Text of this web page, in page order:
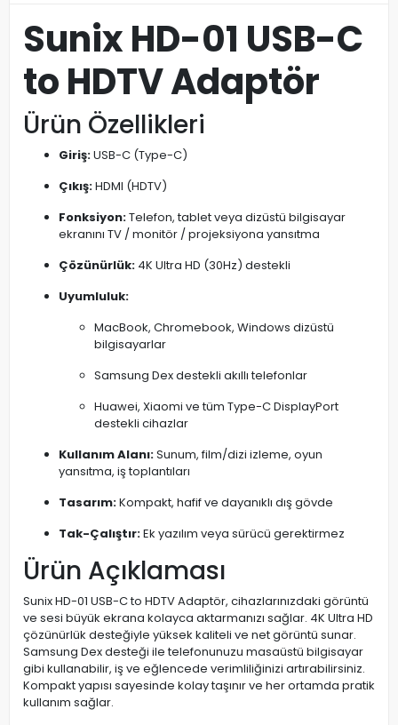
Sunix HD-01 USB-C
to HDTV Adaptör
Ürün Özellikleri
Giriş:USB-C (Type-C)
Çıkış:HDMI (HDTV)
Fonksiyon:Telefon, tablet veya dizüstü bilgisayar
ekranını TV / monitör / projeksiyona yansıtma
Çözünürlük: 4K Ultra HD (30Hz) destekli
Uyumluluk:
MacBook, Chromebook, Windows dizüstü
bilgisayarlar
Samsung Dex destekli akıllı telefonlar
Huawei, Xiaomi ve tüm Type-C DisplayPort
destekli cihazlar
Kullanım Alanı:Sunum, film/dizi izleme, oyun
yansıtma, iş toplantıları
Tasarım:Kompakt, hafif ve dayanıklı dış gövde
Tak-Çalıştır:Ek yazılım veya sürücü gerektirmez
Ürün Açıklaması
Sunix HD-01 USB-C to HDTV Adaptör, cihazlarınızdaki görüntü
ve sesi büyük ekrana kolayca aktarmanızı sağlar. 4K Ultra HD
çözünürlük desteğiyle yüksek kaliteli ve net görüntü sunar.
Samsung Dex desteği ile telefonunuzu masaüstü bilgisayar
gibi kullanabilir, iş ve eğlencede verimliliğinizi artırabilirsiniz.
Kompakt yapısı sayesinde kolay taşınır ve her ortamda pratik
kullanım sağlar.